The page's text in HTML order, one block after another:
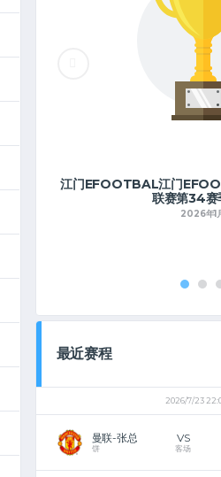
江门EFOOTBAL江门
联赛第34赛
2026年1
最近赛程
2026/7/23
曼联-张总
饼
VS
客场